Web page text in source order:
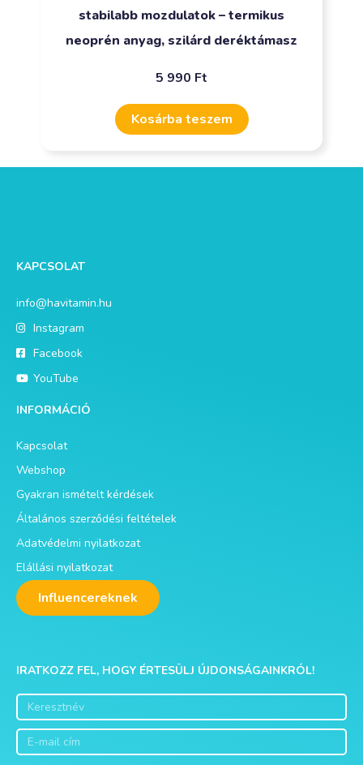
stabilabb mozdulatok – termikus
neoprén anyag, szilárd deréktámasz
5 990 Ft
Kosárba teszem
KAPCSOLAT
info@havitamin.hu
Instagram
Facebook
YouTube
INFORMÁCIÓ
Kapcsolat
Webshop
Gyakran ismételt kérdések
Általános szerződési feltételek
Adatvédelmi nyilatkozat
Elállási nyilatkozat
Influencereknek
IRATKOZZ FEL, HOGY ÉRTESÜLJ ÚJDONSÁGAINKRÓL!